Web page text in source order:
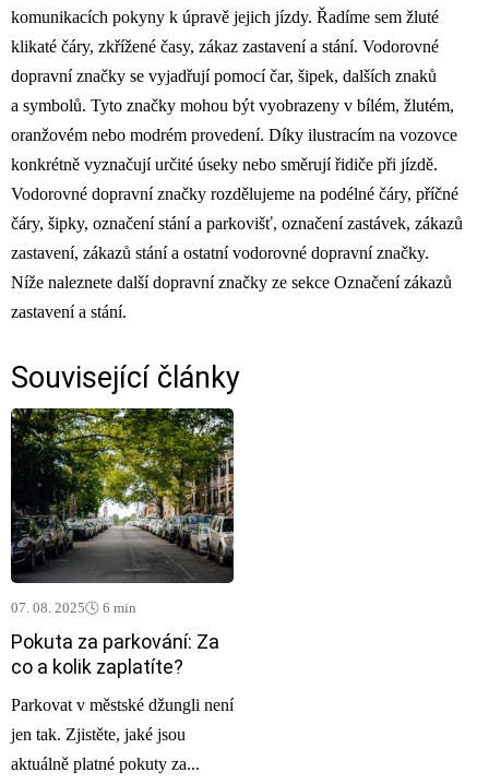
komunikacích pokyny k úpravě jejich jízdy. Řadíme sem žluté
klikaté čáry, zkřížené časy, zákaz zastavení a stání. Vodorovné
dopravní značky se vyjadřují pomocí čar, šipek, dalších znaků
a symbolů. Tyto značky mohou být vyobrazeny v bílém, žlutém,
oranžovém nebo modrém provedení. Díky ilustracím na vozovce
konkrétně vyznačují určité úseky nebo směrují řidiče při jízdě.
Vodorovné dopravní značky rozdělujeme na podélné čáry, příčné
čáry, šipky, označení stání a parkovišť, označení zastávek, zákazů
zastavení, zákazů stání a ostatní vodorovné dopravní značky.
Níže naleznete další dopravní značky ze sekce Označení zákazů
zastavení a stání.
Související články
07. 08. 2025🕓 6 min
Pokuta za parkování: Za
co a kolik zaplatíte?
Parkovat v městské džungli není
jen tak. Zjistěte, jaké jsou
aktuálně platné pokuty za...